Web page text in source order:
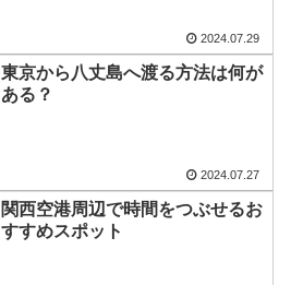
2024.07.29
東京から八丈島へ渡る方法は何が
ある？
2024.07.27
関西空港周辺で時間をつぶせるお
すすめスポット